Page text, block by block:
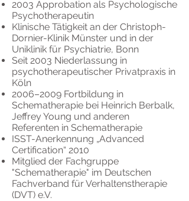
2003 Approbation als Psychologische
Psychotherapeutin
Klinische Tätigkeit an der Christoph-
Dornier-Klinik Münster und in der
Uniklinik für Psychiatrie, Bonn
Seit 2003 Niederlassung in
psychotherapeutischer Privatpraxis in
Köln
2006–2009 Fortbildung in
Schematherapie bei Heinrich Berbalk,
Jeffrey Young und anderen
Referenten in Schematherapie
ISST-Anerkennung „Advanced
Certification“ 2010
Mitglied der Fachgruppe
"Schematherapie" im Deutschen
Fachverband für Verhaltenstherapie
(DVT) e.V.